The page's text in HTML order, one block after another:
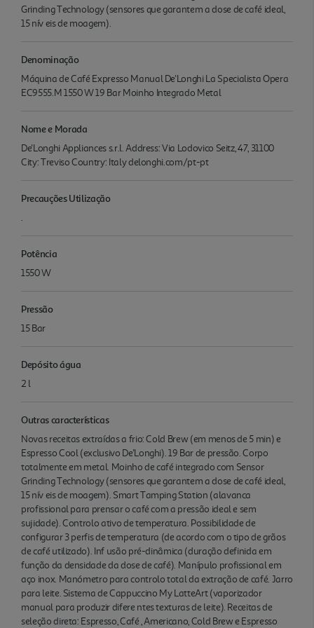
Grinding Technology (sensores que garantem a dose de café ideal,
15 nív eis de moagem).
Denominação
Máquina de Café Expresso Manual De'Longhi La Specialista Opera
EC9555.M 1550 W 19 Bar Moinho Integrado Metal
Nome e Morada
De'Longhi Appliances s.r.l. Address: Via Lodovico Seitz, 47, 31100
City: Treviso Country: Italy delonghi.com/pt-pt
Precauções Utilização
.
Potência
1550 W
Pressão
15 Bar
Depósito água
2 l
Outras características
Novas receitas extraídas a frio: Cold Brew (em menos de 5 min) e
Espresso Cool (exclusivo De'Longhi). 19 Bar de pressão. Corpo
totalmente em metal. Moinho de café integrado com Sensor
Grinding Technology (sensores que garantem a dose de café ideal,
15 nív eis de moagem). Smart Tamping Station (alavanca
profissional para prensar o café com a pressão ideal e sem
sujidade). Controlo ativo de temperatura. Possibilidade de
configurar 3 perfis de temperatura (de acordo com o tipo de grãos
de café utilizado). Inf usão pré-dinâmica (duração definida em
função da densidade da dose de café). Manípulo profissional em
aço inox. Manómetro para controlo total da extração de café. Jarro
para leite. Sistema de Cappuccino My LatteArt (vaporizador
manual para produzir difere ntes texturas de leite). Receitas de
seleção direta: Espresso, Café , Americano, Cold Brew e Espresso